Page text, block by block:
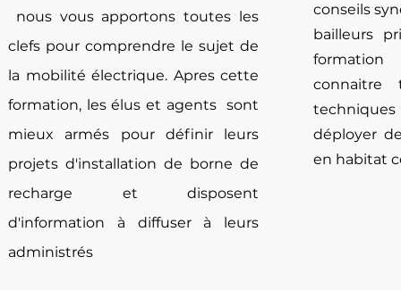
nous vous apportons toutes les
clefs pour comprendre le sujet de
la mobilité électrique. Apres cette
formation, les élus et agents sont
mieux armés pour définir leurs
projets d'installation de borne de
recharge et disposent
d'information à diffuser à leurs
administrés
conseils
bailleurs
connaitre
déployer
en habitat